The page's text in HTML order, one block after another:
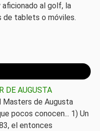
aficionado al golf, la
de tablets o móviles.
DE AUGUSTA
Masters de Augusta
pocos conocen... 1) Un
el entonces